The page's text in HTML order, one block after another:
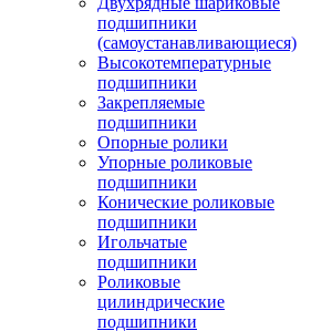
подшипники
(самоустанавливающиеся)
Высокотемпературные
подшипники
Закрепляемые
подшипники
Опорные ролики
Упорные роликовые
подшипники
Конические роликовые
подшипники
Игольчатые
подшипники
Роликовые
цилиндрические
подшипники